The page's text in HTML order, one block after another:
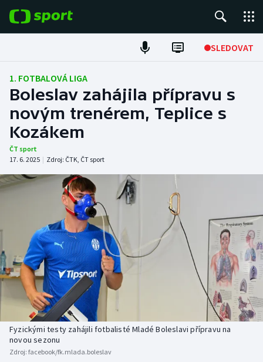
SLEDOVAT
Fotbal
Hokej
Tenis
Atletika
Cyklistika
DALŠÍ SPORTY
Americký fotbal
Baseball a softbal
Basketbal
Biatlon
Boby a skeleton
NEPŘEHLÉDNĚTE
Soutěže
Historické návraty
Aplikace ČT sport
AZ kvíz
1. FOTBALOVÁ LIGA
Boleslav zahájila přípravu s
novým trenérem, Teplice s
Kozákem
ČT sport
17. 6. 2025 | Zdroj: ČTK, ČT sport
Fyzickými testy zahájili fotbalisté Mladé Boleslavi přípravu na
novou sezonu
Zdroj: facebook/fk.mlada.boleslav